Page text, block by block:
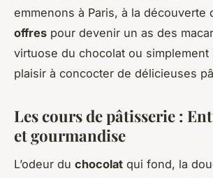
emmenons à Paris, à la découverte
offres pour devenir un as des
virtuose du chocolat ou simplement
plaisir à concocter de délicieuses
Les cours de pâtisserie :
et gourmandise
L’odeur du chocolat qui fond, la